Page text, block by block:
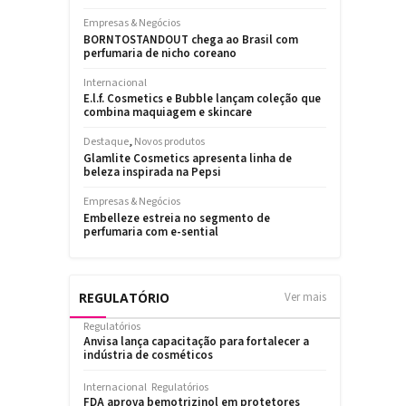
REGULATÓRIO Ver mais
Regulatórios
Anvisa lança capacitação para fortalecer a
indústria de cosméticos
Internacional Regulatórios
FDA aprova bemotrizinol em protetores